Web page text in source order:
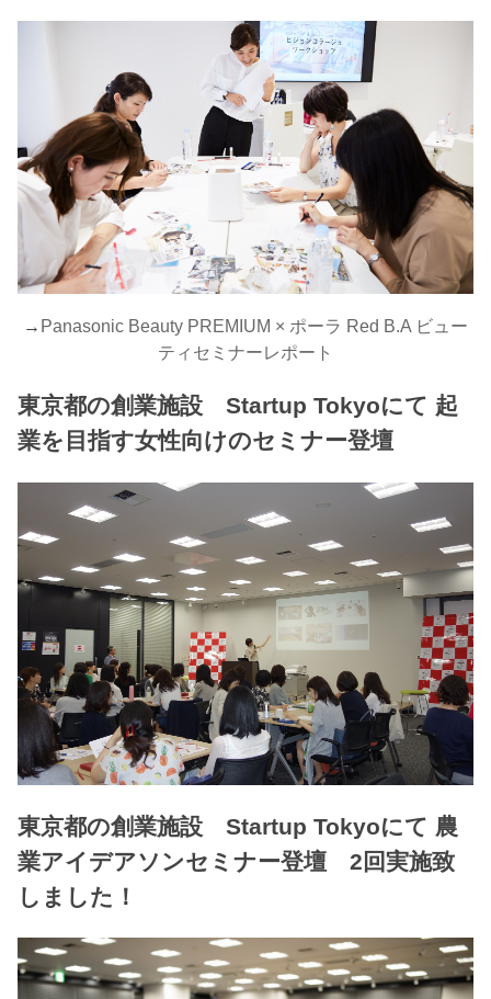
→ Panasonic Beauty PREMIUM × ポーラ Red B.A ビュー
ティセミナーレポート
東京都の創業施設 Startup Tokyoにて 起
業を目指す女性向けのセミナー登壇
東京都の創業施設 Startup Tokyoにて 農
業アイデアソンセミナー登壇 2回実施致
しました！